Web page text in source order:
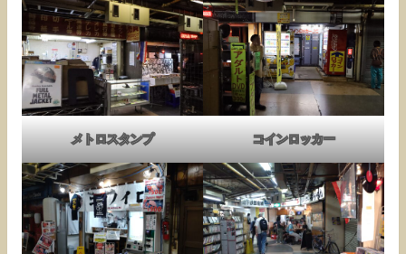
メトロスタンプ コインロッカー